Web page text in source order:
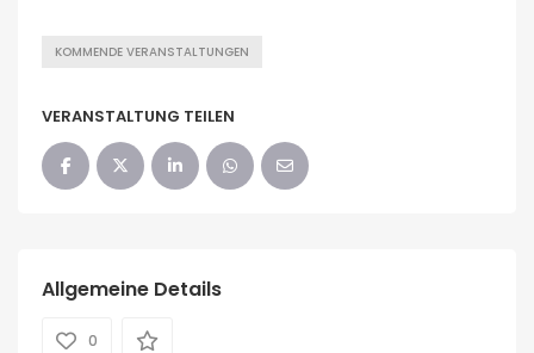
KOMMENDE VERANSTALTUNGEN
VERANSTALTUNG TEILEN
Allgemeine Details
0